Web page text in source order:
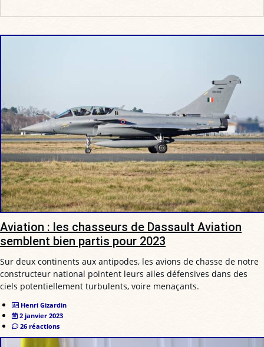
Aviation : les chasseurs de Dassault Aviation
semblent bien partis pour 2023
Sur deux continents aux antipodes, les avions de chasse de notre
constructeur national pointent leurs ailes défensives dans des
ciels potentiellement turbulents, voire menaçants.
Henri Gizardin
2 janvier 2023
26 réactions